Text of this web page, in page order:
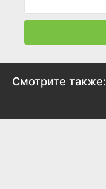
Смотрите также: